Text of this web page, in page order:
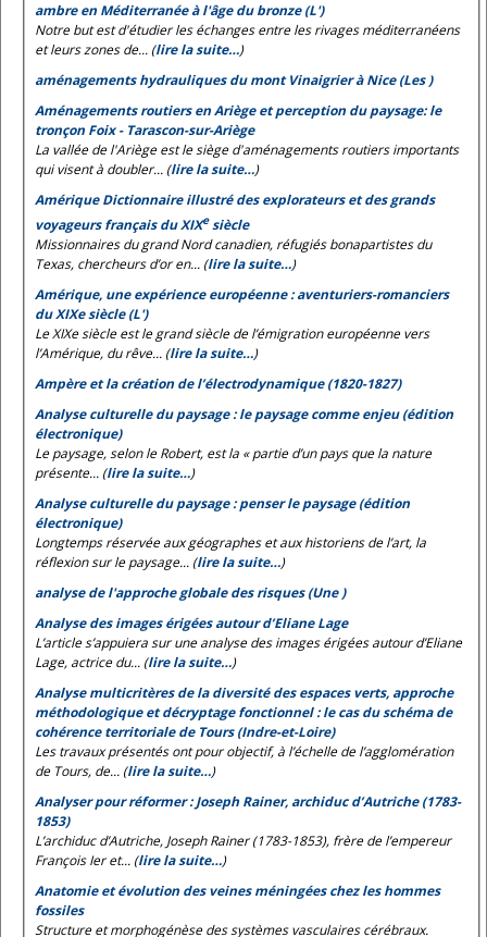
ambre en Méditerranée à l'âge du bronze (L')
Notre but est d'étudier les échanges entre les rivages méditerranéens
et leurs zones de... (lire la suite…)
aménagements hydrauliques du mont Vinaigrier à Nice (Les )
Aménagements routiers en Ariège et perception du paysage: le
tronçon Foix - Tarascon-sur-Ariège
La vallée de l'Ariège est le siège d'aménagements routiers importants
qui visent à doubler... (lire la suite…)
Amérique Dictionnaire illustré des explorateurs et des grands
voyageurs français du XIXesiècle
Missionnaires du grand Nord canadien, réfugiés bonapartistes du
Texas, chercheurs d’or en... (lire la suite…)
Amérique, une expérience européenne : aventuriers-romanciers
du XIXe siècle (L')
Le XIXe siècle est le grand siècle de l’émigration européenne vers
l’Amérique, du rêve... (lire la suite…)
Ampère et la création de l’électrodynamique (1820-1827)
Analyse culturelle du paysage : le paysage comme enjeu (édition
électronique)
Le paysage, selon leRobert, est la « partie d’un pays que la nature
présente... (lire la suite…)
Analyse culturelle du paysage : penser le paysage (édition
électronique)
Longtemps réservée aux géographes et aux historiens de l’art, la
réflexion sur le paysage... (lire la suite…)
analyse de l'approche globale des risques (Une )
Analyse des images érigées autour d’Eliane Lage
L’article s’appuiera sur une analyse des images érigées autour d’Eliane
Lage, actrice du... (lire la suite…)
Analyse multicritères de la diversité des espaces verts, approche
méthodologique et décryptage fonctionnel : le cas du schéma de
cohérence territoriale de Tours (Indre-et-Loire)
Les travaux présentés ont pour objectif, à l’échelle de l’agglomération
de Tours, de... (lire la suite…)
Analyser pour réformer : Joseph Rainer, archiduc d’Autriche (1783-
1853)
L’archiduc d’Autriche, Joseph Rainer (1783-1853), frère de l’empereur
François Ier et... (lire la suite…)
Anatomie et évolution des veines méningées chez les hommes
fossiles
Structure et morphogénèse des systèmes vasculaires cérébraux.